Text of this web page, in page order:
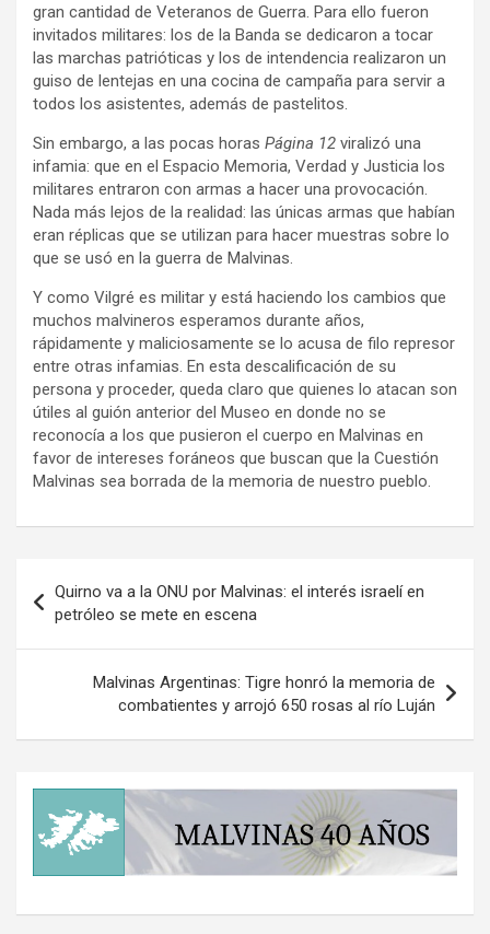
gran cantidad de Veteranos de Guerra. Para ello fueron
invitados militares: los de la Banda se dedicaron a tocar
las marchas patrióticas y los de intendencia realizaron un
guiso de lentejas en una cocina de campaña para servir a
todos los asistentes, además de pastelitos.
Sin embargo, a las pocas horas Página 12 viralizó una
infamia: que en el Espacio Memoria, Verdad y Justicia los
militares entraron con armas a hacer una provocación.
Nada más lejos de la realidad: las únicas armas que habían
eran réplicas que se utilizan para hacer muestras sobre lo
que se usó en la guerra de Malvinas.
Y como Vilgré es militar y está haciendo los cambios que
muchos malvineros esperamos durante años,
rápidamente y maliciosamente se lo acusa de filo represor
entre otras infamias. En esta descalificación de su
persona y proceder, queda claro que quienes lo atacan son
útiles al guión anterior del Museo en donde no se
reconocía a los que pusieron el cuerpo en Malvinas en
favor de intereses foráneos que buscan que la Cuestión
Malvinas sea borrada de la memoria de nuestro pueblo.
de
entradas
Quirno va a la ONU por Malvinas: el interés israelí en
petróleo se mete en escena
Malvinas Argentinas: Tigre honró la memoria de
combatientes y arrojó 650 rosas al río Luján